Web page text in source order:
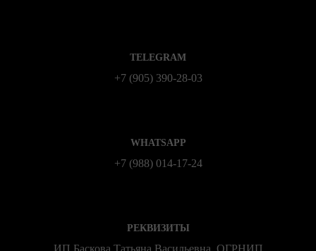
TELEGRAM
+7 (905) 390-28-03
WHATSAPP
+7 (988) 014‑17‑24
РЕКВИЗИТЫ
ИП Баскова Татьяна Васильевна, ОГРНИП